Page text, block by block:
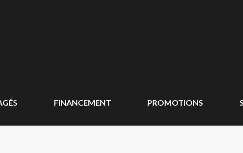
FINANCEMENT PROMOTIONS